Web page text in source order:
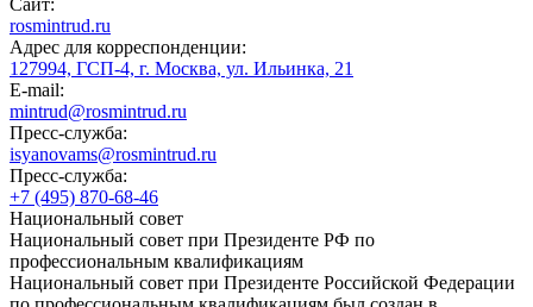
Сайт:
rosmintrud.ru
Адрес для корреспонденции:
127994, ГСП-4, г. Москва, ул. Ильинка, 21
E-mail:
mintrud@rosmintrud.ru
Пресс-служба:
isyanovams@rosmintrud.ru
Пресс-служба:
+7 (495) 870-68-46
Национальный совет
Национальный совет при Президенте РФ по
профессиональным квалификациям
Национальный совет при Президенте Российской Федерации